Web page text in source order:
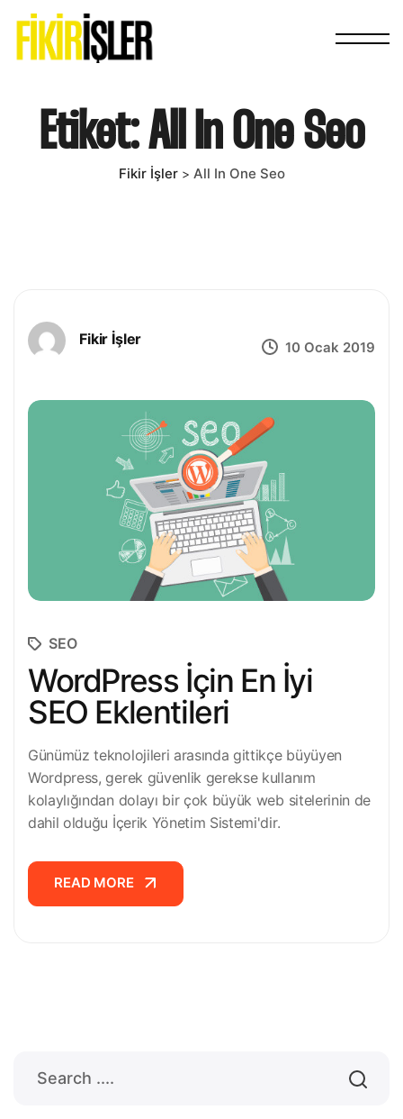
Etiket:All In One Seo
Fikir İşler> All In One Seo
Fikir İşler 10 Ocak 2019
SEO
WordPress İçin En İyi
SEO Eklentileri
Günümüz teknolojileri arasında gittikçe büyüyen
Wordpress, gerek güvenlik gerekse kullanım
kolaylığından dolayı bir çok büyük web sitelerinin de
dahil olduğu İçerik Yönetim Sistemi'dir.
READ MORE